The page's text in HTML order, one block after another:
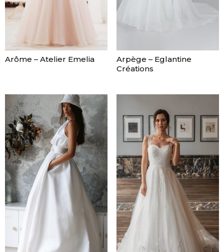
Arôme – Atelier Emelia
Arpège – Eglantine
Créations